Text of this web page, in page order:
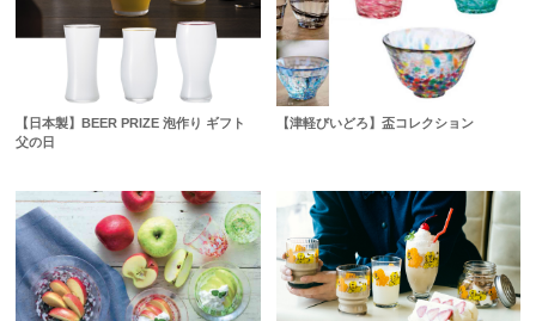
【日本製】BEER PRIZE 泡作り ギフト
父の日
【津軽びいどろ】盃コレクション